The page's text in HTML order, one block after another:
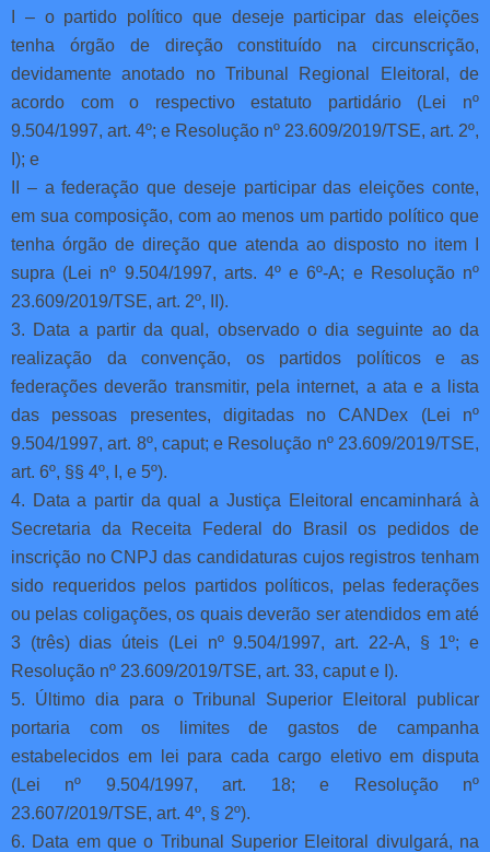
I – o partido político que deseje participar das eleições
tenha órgão de direção constituído na circunscrição,
devidamente anotado no Tribunal Regional Eleitoral, de
acordo com o respectivo estatuto partidário (Lei nº
9.504/1997, art. 4º; e Resolução nº 23.609/2019/TSE, art. 2º,
I); e
II – a federação que deseje participar das eleições conte,
em sua composição, com ao menos um partido político que
tenha órgão de direção que atenda ao disposto no item I
supra (Lei nº 9.504/1997, arts. 4º e 6º-A; e Resolução nº
23.609/2019/TSE, art. 2º, II).
3. Data a partir da qual, observado o dia seguinte ao da
realização da convenção, os partidos políticos e as
federações deverão transmitir, pela internet, a ata e a lista
das pessoas presentes, digitadas no CANDex (Lei nº
9.504/1997, art. 8º, caput; e Resolução nº 23.609/2019/TSE,
art. 6º, §§ 4º, I, e 5º).
4. Data a partir da qual a Justiça Eleitoral encaminhará à
Secretaria da Receita Federal do Brasil os pedidos de
inscrição no CNPJ das candidaturas cujos registros tenham
sido requeridos pelos partidos políticos, pelas federações
ou pelas coligações, os quais deverão ser atendidos em até
3 (três) dias úteis (Lei nº 9.504/1997, art. 22-A, § 1º; e
Resolução nº 23.609/2019/TSE, art. 33, caput e I).
5. Último dia para o Tribunal Superior Eleitoral publicar
portaria com os limites de gastos de campanha
estabelecidos em lei para cada cargo eletivo em disputa
(Lei nº 9.504/1997, art. 18; e Resolução nº
23.607/2019/TSE, art. 4º, § 2º).
6. Data em que o Tribunal Superior Eleitoral divulgará, na